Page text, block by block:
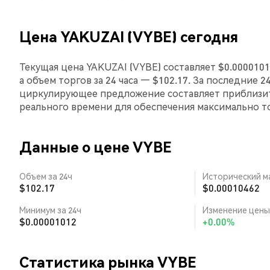
Цена YAKUZAI (VYBE) сегодня
Текущая цена YAKUZAI (VYBE) составляет
а объем торгов за 24 часа — $102.17. За последние
циркулирующее предложение составляет
реального времени для обеспечения
Данные о цене VYBE
Объем за 24ч
$102.17
Исторический
$0.00010462
Минимум за 24ч
$0.00001012
Изменение цены
+0.00%
Статистика рынка VYBE